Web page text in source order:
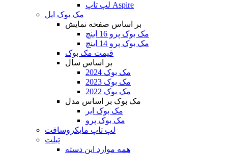
لپ تاپ Aspire
مک بوک اپل
بر اساس صفحه نمایش
مک بوک پرو 16 اینچ
مک بوک پرو 14 اینچ
قیمت مک بوک
بر اساس سال
مک بوک 2024
مک بوک 2023
مک بوک 2022
مک بوک بر اساس مدل
مک بوک ایر
مک بوک پرو
لپ تاپ مایکروسافت
تبلت
همه موارد این دسته